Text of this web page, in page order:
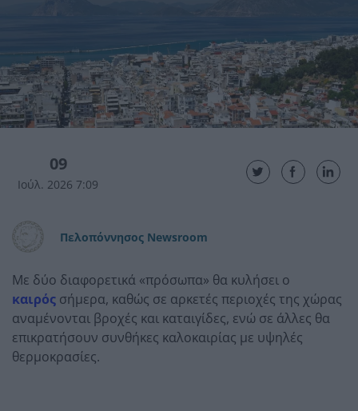
09
Ιούλ. 2026 7:09
Πελοπόννησος Newsroom
Με δύο διαφορετικά «πρόσωπα» θα κυλήσει ο
καιρός σήμερα, καθώς σε αρκετές περιοχές της χώρας
αναμένονται βροχές και καταιγίδες, ενώ σε άλλες θα
επικρατήσουν συνθήκες καλοκαιρίας με υψηλές
θερμοκρασίες.